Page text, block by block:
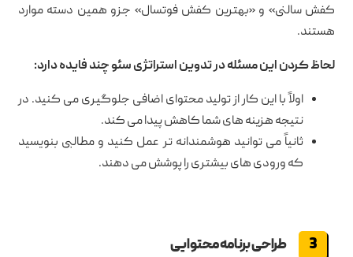
کفش سالنی» و «بهترین کفش فوتسال» جزو همین دسته موارد
هستند.
لحاظ کردن این مسئله در تدوین استراتژی سئو چند فایده دارد:
اولاً با این کار از تولید محتوای اضافی جلوگیری می کنید. در
نتیجه هزینه های شما کاهش پیدا می کند.
ثانیاً می توانید هوشمندانه تر عمل کنید و مطالبی بنویسید
که ورودی های بیشتری را پوشش می دهند.
طراحی برنامه محتوایی